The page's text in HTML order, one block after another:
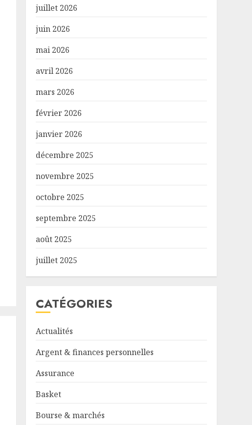
juillet 2026
juin 2026
mai 2026
avril 2026
mars 2026
février 2026
janvier 2026
décembre 2025
novembre 2025
octobre 2025
septembre 2025
août 2025
juillet 2025
CATÉGORIES
Actualités
Argent & finances personnelles
Assurance
Basket
Bourse & marchés